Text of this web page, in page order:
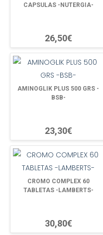
CAPSULAS -NUTERGIA-
26,50€
AMINOGLIK PLUS 500 GRS -
BSB-
23,30€
CROMO COMPLEX 60
TABLETAS -LAMBERTS-
30,80€